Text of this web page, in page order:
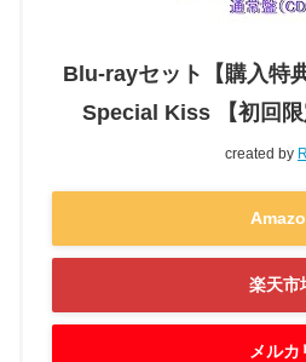
Blu-rayセット【購入特
Special Kiss 【初回限
created by
楽天市
メルカ